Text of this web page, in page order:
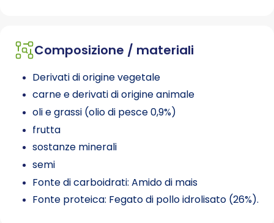
Composizione / materiali
Derivati di origine vegetale
carne e derivati di origine animale
oli e grassi (olio di pesce 0,9%)
frutta
sostanze minerali
semi
Fonte di carboidrati: Amido di mais
Fonte proteica: Fegato di pollo idrolisato (26%).